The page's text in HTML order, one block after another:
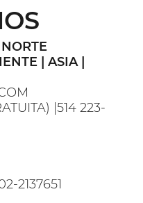
| ASIA |
|514 223-
2137651